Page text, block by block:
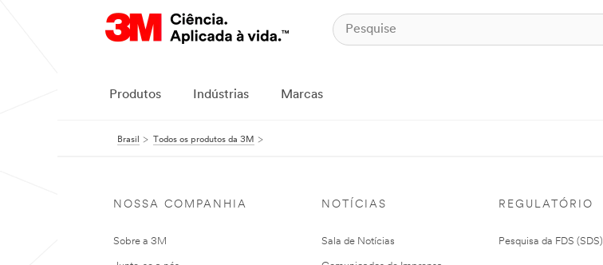
Produtos Indústrias Marcas
Brasil Todos os produtos da 3M
NOSSA COMPANHIA
Sobre a 3M
NOTÍCIAS
Sala de Notícias
REGULATÓRIO
Pesquisa da FDS (SDS)